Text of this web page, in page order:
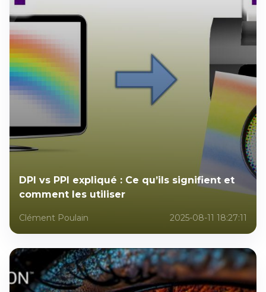
DPI vs PPI expliqué : Ce qu’ils signifient et
comment les utiliser
Clément Poulain 2025-08-11 18:27:11